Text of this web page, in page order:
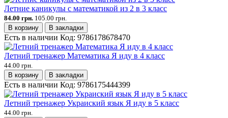
Летние каникулы с математикой из 2 в 3 класс
84.00 грн. 105.00 грн.
В корзину
В закладки
Есть в наличии Код: 9786178678470
Летний тренажер Математика Я иду в 4 класс
44.00 грн.
В корзину
В закладки
Есть в наличии Код: 9786175444399
Летний тренажер Украиский язык Я иду в 5 класс
44.00 грн.